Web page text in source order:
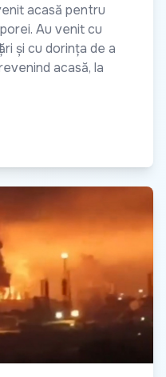
acasă pentru
Au venit cu
și cu dorința de a
acasă, la